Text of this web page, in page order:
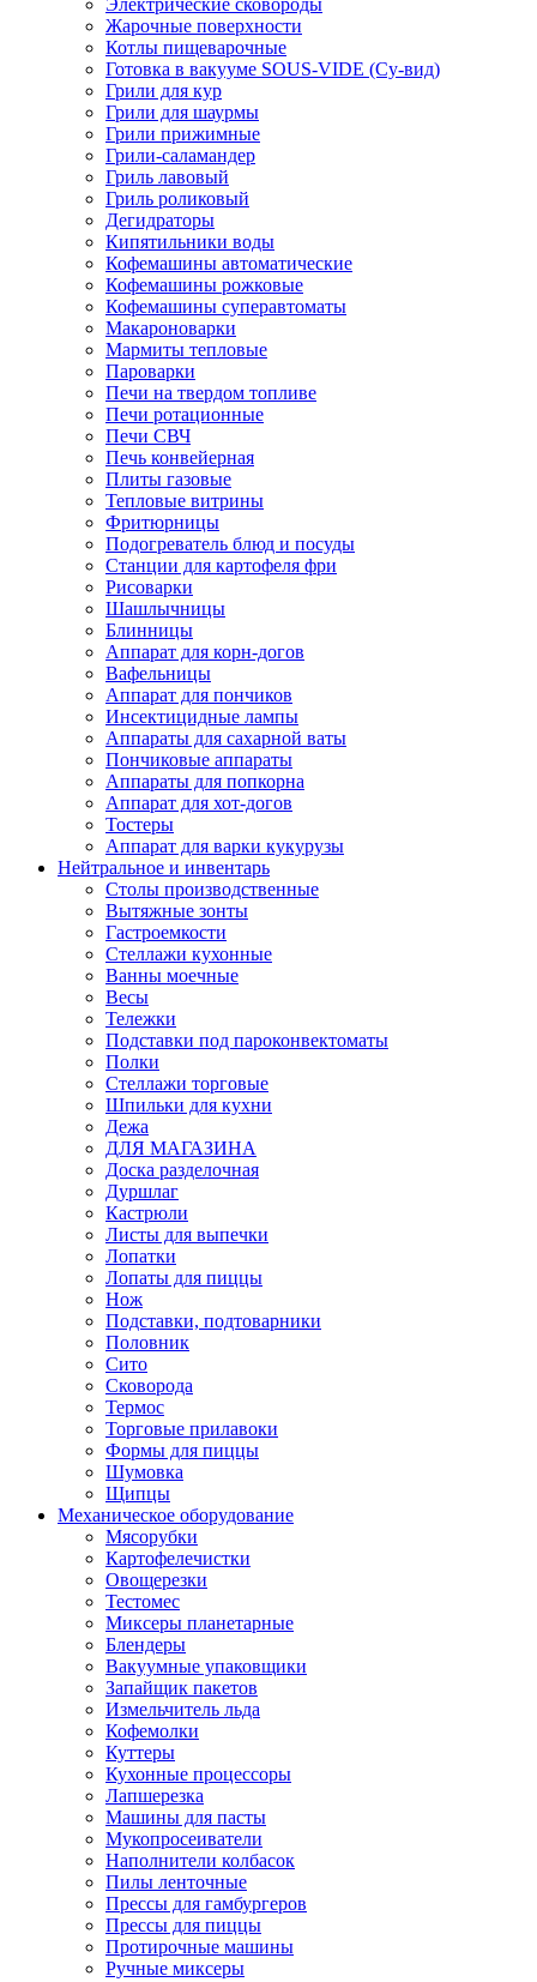
Электрические сковороды
Жарочные поверхности
Котлы пищеварочные
Готовка в вакууме SOUS-VIDE (Су-вид)
Грили для кур
Грили для шаурмы
Грили прижимные
Грили-саламандер
Гриль лавовый
Гриль роликовый
Дегидраторы
Кипятильники воды
Кофемашины автоматические
Кофемашины рожковые
Кофемашины суперавтоматы
Макароноварки
Мармиты тепловые
Пароварки
Печи на твердом топливе
Печи ротационные
Печи СВЧ
Печь конвейерная
Плиты газовые
Тепловые витрины
Фритюрницы
Подогреватель блюд и посуды
Станции для картофеля фри
Рисоварки
Шашлычницы
Блинницы
Аппарат для корн-догов
Вафельницы
Аппарат для пончиков
Инсектицидные лампы
Аппараты для сахарной ваты
Пончиковые аппараты
Аппараты для попкорна
Аппарат для хот-догов
Тостеры
Аппарат для варки кукурузы
Нейтральное и инвентарь
Столы производственные
Вытяжные зонты
Гастроемкости
Стеллажи кухонные
Ванны моечные
Весы
Тележки
Подставки под пароконвектоматы
Полки
Стеллажи торговые
Шпильки для кухни
Дежа
ДЛЯ МАГАЗИНА
Доска разделочная
Дуршлаг
Кастрюли
Листы для выпечки
Лопатки
Лопаты для пиццы
Нож
Подставки, подтоварники
Половник
Сито
Сковорода
Термос
Торговые прилавоки
Формы для пиццы
Шумовка
Щипцы
Механическое оборудование
Мясорубки
Картофелечистки
Овощерезки
Тестомес
Миксеры планетарные
Блендеры
Вакуумные упаковщики
Запайщик пакетов
Измельчитель льда
Кофемолки
Куттеры
Кухонные процессоры
Лапшерезка
Машины для пасты
Мукопросеиватели
Наполнители колбасок
Пилы ленточные
Прессы для гамбургеров
Прессы для пиццы
Протирочные машины
Ручные миксеры